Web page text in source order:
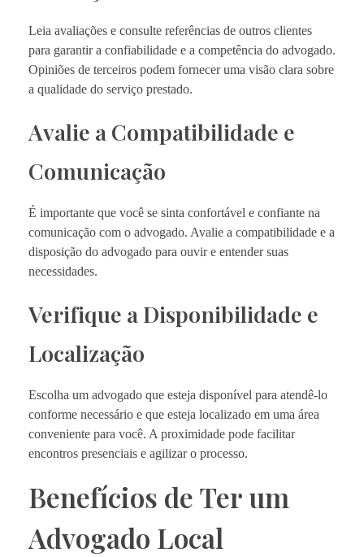
Leia avaliações e consulte referências de outros clientes
para garantir a confiabilidade e a competência do advogado.
Opiniões de terceiros podem fornecer uma visão clara sobre
a qualidade do serviço prestado.
Avalie a Compatibilidade e
Comunicação
É importante que você se sinta confortável e confiante na
comunicação com o advogado. Avalie a compatibilidade e a
disposição do advogado para ouvir e entender suas
necessidades.
Verifique a Disponibilidade e
Localização
Escolha um advogado que esteja disponível para atendê-lo
conforme necessário e que esteja localizado em uma área
conveniente para você. A proximidade pode facilitar
encontros presenciais e agilizar o processo.
Benefícios de Ter um
Advogado Local